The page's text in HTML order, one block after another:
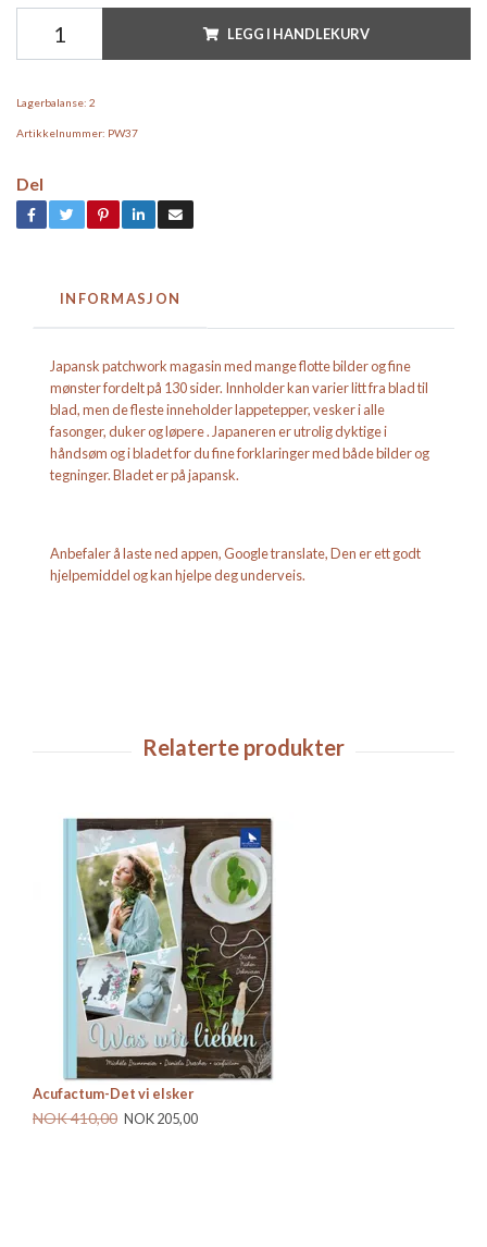
LEGG I HANDLEKURV
Lagerbalanse: 2
Artikkelnummer: PW37
Del
INFORMASJON
Japansk patchwork magasin med mange flotte bilder og fine
mønster fordelt på 130 sider. Innholder kan varier litt fra blad til
blad, men de fleste inneholder lappetepper, vesker i alle
fasonger, duker og løpere . Japaneren er utrolig dyktige i
håndsøm og i bladet for du fine forklaringer med både bilder og
tegninger. Bladet er på japansk.
Anbefaler å laste ned appen, Google translate, Den er ett godt
hjelpemiddel og kan hjelpe deg underveis.
Acufactum-Det vi elsker
NOK 410,00 NOK 205,00